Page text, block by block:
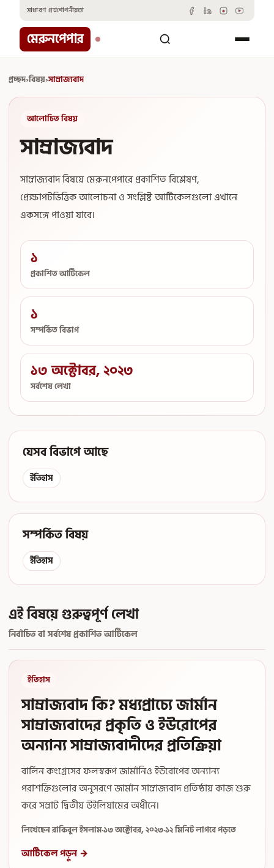
content
সাধারণ প্রশ্নগোপনীয়তা
মেরুনপেপার
প্রচ্ছদ›বিষয়›সাম্রাজ্যবাদ
আলোচিত বিষয়
সাম্রাজ্যবাদ
সাম্রাজ্যবাদ বিষয়ে মেরুনপেপারে প্রকাশিত বিশ্লেষণ,
প্রেক্ষাপটভিত্তিক আলোচনা ও সংশ্লিষ্ট আর্টিকেলগুলো এখানে
একসঙ্গে পাওয়া যাবে।
১
প্রকাশিত আর্টিকেল
১
সম্পর্কিত বিভাগ
১৩ অক্টোবর, ২০২৩
সর্বশেষ লেখা
যেসব বিভাগে আছে
ইতিহাস
সম্পর্কিত বিষয়
ইতিহাস
এই বিষয়ে গুরুত্বপূর্ণ লেখা
নির্বাচিত বা সর্বশেষ প্রকাশিত আর্টিকেল
ইতিহাস
সাম্রাজ্যবাদ কি? মধ্যপ্রাচ্যে জার্মান
সাম্রাজ্যবাদের প্রকৃতি ও ইউরোপের
অন্যান্য সাম্রাজ্যবাদীদের প্রতিক্রিয়া
বার্লিন কংগ্রেসের ফলস্বরূপ জার্মানিও ইউরোপের অন্যান্য
পরাশক্তিগুলোর অনুসরণে জার্মান সাম্রাজ্যবাদ প্রতিষ্ঠায় কাজ শুরু
করে সম্রাট দ্বিতীয় উইলিয়ামের অধীনে।
লিখেছেন রাকিবুল ইসলাম·১৩ অক্টোবর, ২০২৩·১২ মিনিট লাগবে পড়তে
আর্টিকেল পড়ুন →